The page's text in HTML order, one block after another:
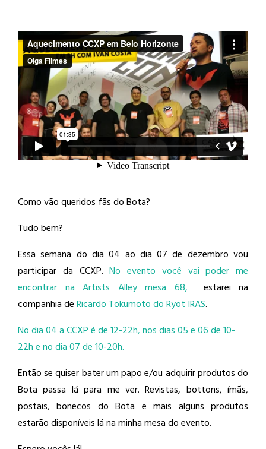
Como vão queridos fãs do Bota?
Tudo bem?
Essa semana do dia 04 ao dia 07 de dezembro vou
participar da CCXP.No evento você vai poder me
encontrar na Artists Alley mesa 68, estarei na
companhia deRicardo Tokumoto do Ryot IRAS.
No dia 04 a CCXP é de 12-22h, nos dias 05 e 06 de 10-
22h e no dia 07 de 10-20h.
Então se quiser bater um papo e/ou adquirir produtos do
Bota passa lá para me ver. Revistas, bottons, ímãs,
postais, bonecos do Bota e mais alguns produtos
estarão disponíveis lá na minha mesa do evento.